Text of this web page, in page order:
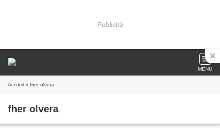
Publicité
MENU
Accueil » fher olvera
fher olvera